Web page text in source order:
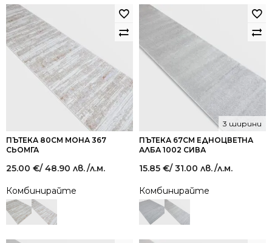
ПЪТЕКА 80СМ МОНА 367
СЬОМГА
25.00 €/ 48.90 лв./л.м.
Комбинирайте
ПЪТЕКА 67СМ ЕДНОЦВЕТНА
АЛБА 1002 СИВА
3 ширини
15.85 €/ 31.00 лв./л.м.
Комбинирайте